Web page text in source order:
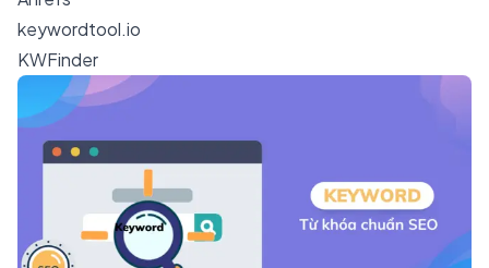
keywordtool.io
KWFinder